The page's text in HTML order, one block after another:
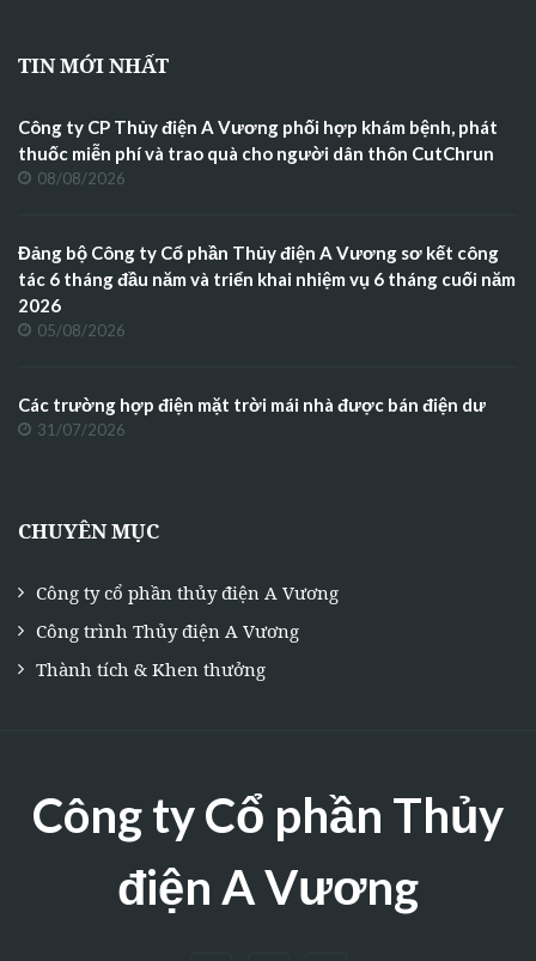
TIN MỚI NHẤT
Công ty CP Thủy điện A Vương phối hợp khám bệnh, phát
thuốc miễn phí và trao quà cho người dân thôn CutChrun
08/08/2026
Đảng bộ Công ty Cổ phần Thủy điện A Vương sơ kết công
tác 6 tháng đầu năm và triển khai nhiệm vụ 6 tháng cuối năm
2026
05/08/2026
Các trường hợp điện mặt trời mái nhà được bán điện dư
31/07/2026
CHUYÊN MỤC
Công ty cổ phần thủy điện A Vương
Công trình Thủy điện A Vương
Thành tích & Khen thưởng
Công ty Cổ phần Thủy
điện A Vương